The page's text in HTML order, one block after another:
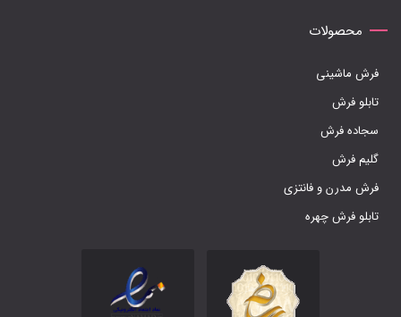
محصولات
فرش ماشینی
تابلو فرش
سجاده فرش
گلیم فرش
فرش مدرن و فانتزی
تابلو فرش چهره